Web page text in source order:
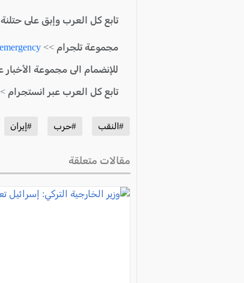
تابع كل العرب وإبق على
مجموعة تلجرام >>
للإنضمام الى مجموعة
تابع كل العرب عبر انستجرام
#النقب #حرب #إيران
مقالات متعلقة